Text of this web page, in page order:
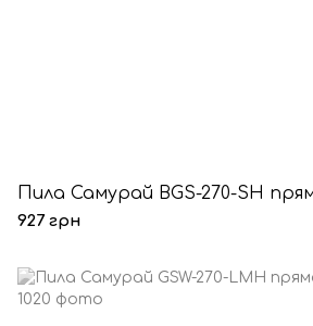
Пила Самурай BGS-270-SH
927 грн